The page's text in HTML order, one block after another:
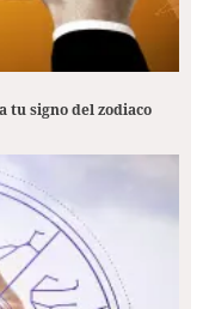
tu signo del zodiaco